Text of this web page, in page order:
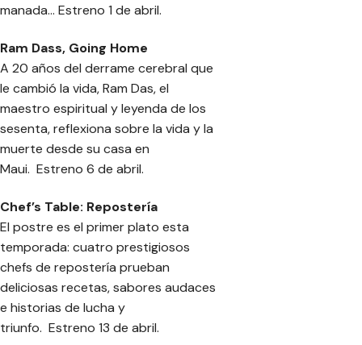
manada… Estreno 1 de abril.
Ram Dass, Going Home
A 20 años del derrame cerebral que
le cambió la vida, Ram Das, el
maestro espiritual y leyenda de los
sesenta, reflexiona sobre la vida y la
muerte desde su casa en
Maui. Estreno 6 de abril.
Chef’s Table: Repostería
El postre es el primer plato esta
temporada: cuatro prestigiosos
chefs de repostería prueban
deliciosas recetas, sabores audaces
e historias de lucha y
triunfo. Estreno 13 de abril.